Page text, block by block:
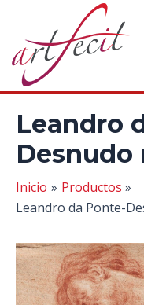
contenido
Leandro
Desnudo
Inicio
Productos
Leandro da Ponte-